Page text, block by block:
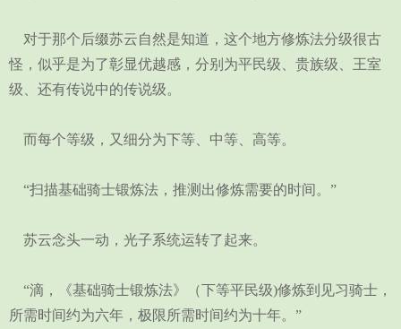
对于那个后缀苏云自然是知道，这个地方修炼法分级很古
怪，似乎是为了彰显优越感，分别为平民级、贵族级、王室
级、还有传说中的传说级。
而每个等级，又细分为下等、中等、高等。
“扫描基础骑士锻炼法，推测出修炼需要的时间。”
苏云念头一动，光子系统运转了起来。
“滴，《基础骑士锻炼法》（下等平民级)修炼到见习骑士，
所需时间约为六年，极限所需时间约为十年。”